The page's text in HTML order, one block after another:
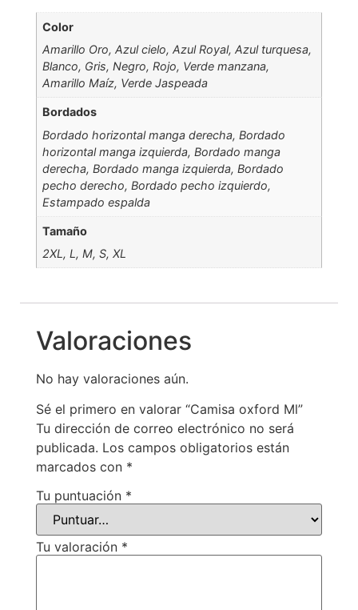
Color
Amarillo Oro, Azul cielo, Azul Royal, Azul turquesa,
Blanco, Gris, Negro, Rojo, Verde manzana,
Amarillo Maíz, Verde Jaspeada
Bordados
Bordado horizontal manga derecha, Bordado
horizontal manga izquierda, Bordado manga
derecha, Bordado manga izquierda, Bordado
pecho derecho, Bordado pecho izquierdo,
Estampado espalda
Tamaño
2XL, L, M, S, XL
Valoraciones
No hay valoraciones aún.
Sé el primero en valorar “Camisa oxford Ml”
Tu dirección de correo electrónico no será
publicada. Los campos obligatorios están
marcados con *
Tu puntuación *
Tu valoración *